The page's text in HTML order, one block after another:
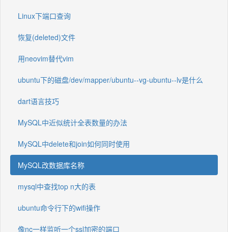
Linux下端口查询
恢复(deleted)文件
用neovim替代vim
ubuntu下的磁盘/dev/mapper/ubuntu--vg-ubuntu--lv是什么
dart语言技巧
MySQL中近似统计全表数量的办法
MySQL中delete和join如何同时使用
MySQL改数据库名称
mysql中查找top n大的表
ubuntu命令行下的wifi操作
像nc一样监听一个ssl加密的端口